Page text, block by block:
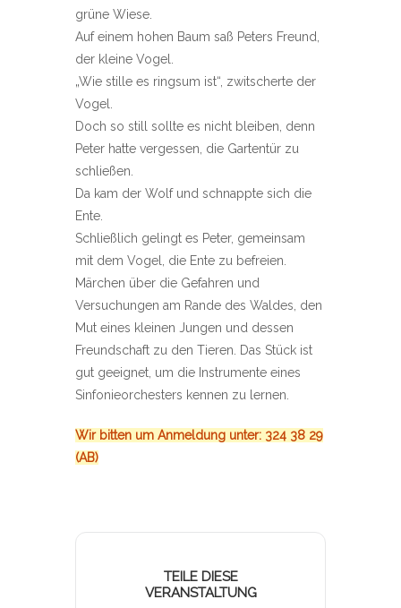
grüne Wiese.
Auf einem hohen Baum saß Peters Freund,
der kleine Vogel.
„Wie stille es ringsum ist“, zwitscherte der
Vogel.
Doch so still sollte es nicht bleiben, denn
Peter hatte vergessen, die Gartentür zu
schließen.
Da kam der Wolf und schnappte sich die
Ente.
Schließlich gelingt es Peter, gemeinsam
mit dem Vogel, die Ente zu befreien.
Märchen über die Gefahren und
Versuchungen am Rande des Waldes, den
Mut eines kleinen Jungen und dessen
Freundschaft zu den Tieren. Das Stück ist
gut geeignet, um die Instrumente eines
Sinfonieorchesters kennen zu lernen.
Wir bitten um Anmeldung unter: 324 38 29
(AB)
TEILE DIESE
VERANSTALTUNG